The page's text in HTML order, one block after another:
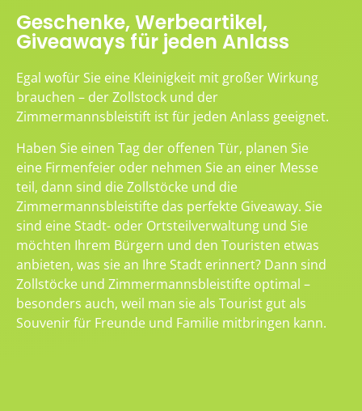
Geschenke, Werbeartikel,
Giveaways für jeden Anlass
Egal wofür Sie eine Kleinigkeit mit großer Wirkung
brauchen – der Zollstock und der
Zimmermannsbleistift ist für jeden Anlass geeignet.
Haben Sie einen Tag der offenen Tür, planen Sie
eine Firmenfeier oder nehmen Sie an einer Messe
teil, dann sind die Zollstöcke und die
Zimmermannsbleistifte das perfekte Giveaway. Sie
sind eine Stadt- oder Ortsteilverwaltung und Sie
möchten Ihrem Bürgern und den Touristen etwas
anbieten, was sie an Ihre Stadt erinnert? Dann sind
Zollstöcke und Zimmermannsbleistifte optimal –
besonders auch, weil man sie als Tourist gut als
Souvenir für Freunde und Familie mitbringen kann.